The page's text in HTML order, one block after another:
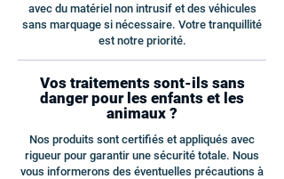
avec du matériel non intrusif et des véhicules
sans marquage si nécessaire. Votre tranquillité
est notre priorité.
Vos traitements sont-ils sans
danger pour les enfants et les
animaux ?
Nos produits sont certifiés et appliqués avec
rigueur pour garantir une sécurité totale. Nous
vous informerons des éventuelles précautions à